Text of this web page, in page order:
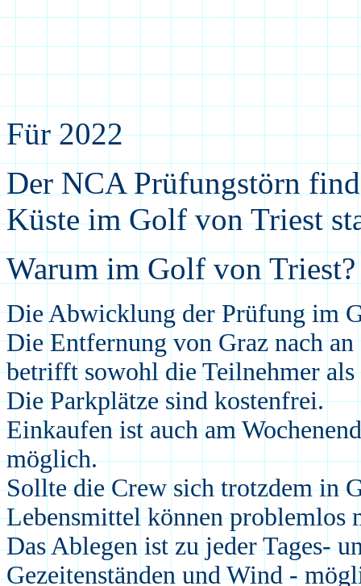
Für 2022
Der NCA Prüfungstörn
Küsteim Golf von Triest
Warum im Golf von Triest?
Die Abwicklung der Prüfung im
Die Entfernung von Graz nachan
betrifft sowohl die Teilnehmer
Die Parkplätze sind kostenfrei.
Einkaufen ist auch am Wochen
möglich.
Sollte die Crew sich trotzdem in
Lebensmittel können problemlos
Das Ablegen ist zu jeder Tages-
Gezeitenständenund Wind-